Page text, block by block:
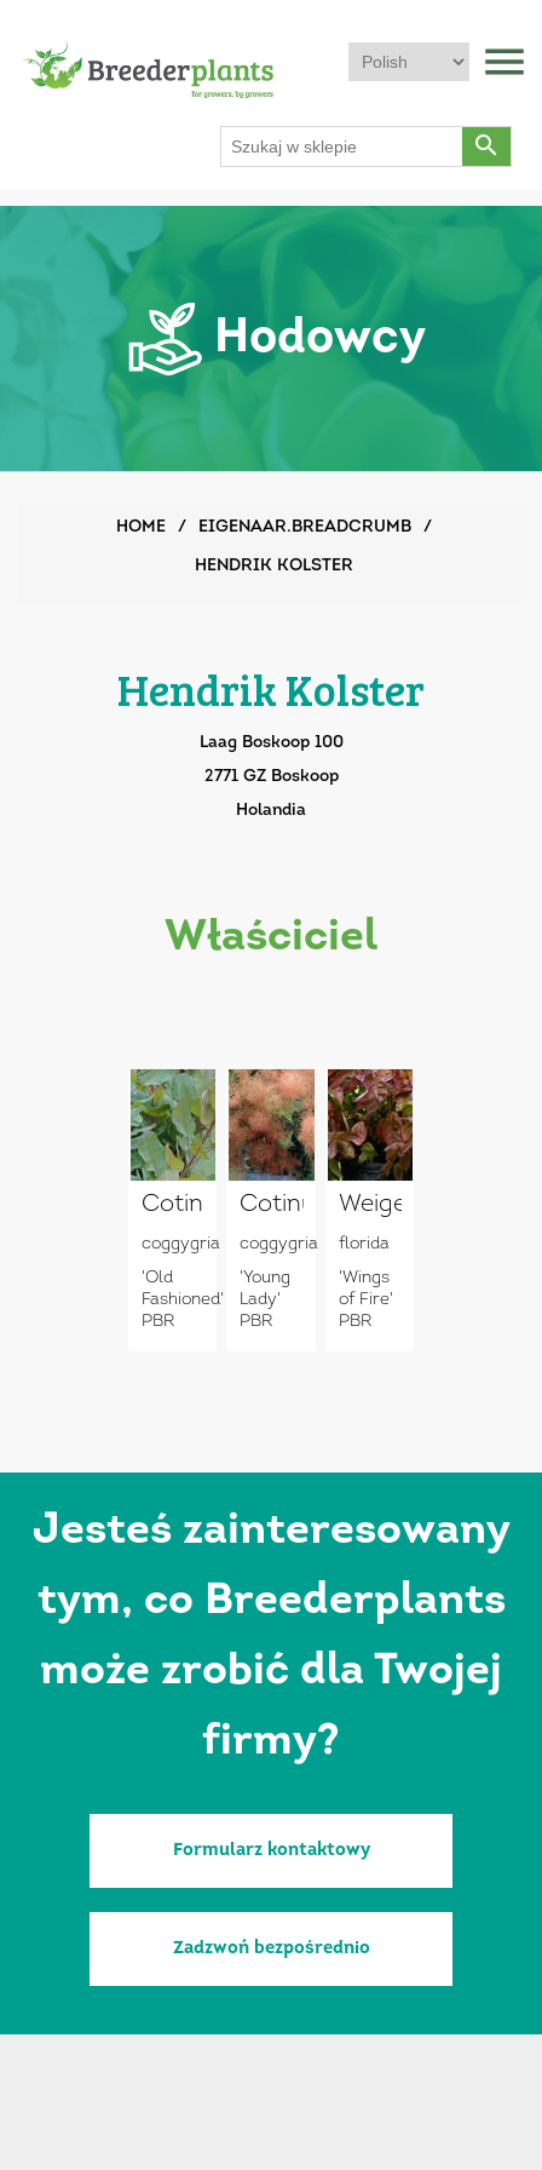
menu
search
Hodowcy
HOME / EIGENAAR.BREADCRUMB /
HENDRIK KOLSTER
Hendrik Kolster
Laag Boskoop 100
2771 GZ Boskoop
Holandia
właściciel
Cotinus
coggygria
'Old
Fashioned'
PBR
Cotinus
coggygria
'Young
Lady'
PBR
Weigela
florida
'Wings
of Fire'
PBR
Jesteś zainteresowany
tym, co Breederplants
może zrobić dla Twojej
firmy?
Formularz kontaktowy
Zadzwoń bezpośrednio